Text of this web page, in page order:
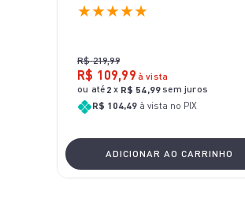
★★★★★
R$ 219,99
R$ 109,99 à vista
ou até 2 x R$ 54,99sem juros
R$ 104,49 à vista no PIX
ADICIONAR AO CARRINHO